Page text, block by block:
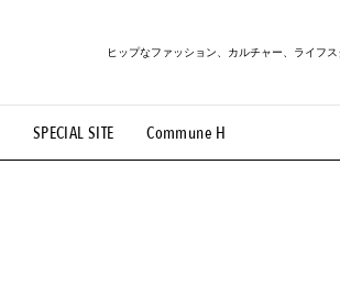
SPECIAL SITE Commune H
ヒップなファッション、カルチャー、ライフ
#路地裏てぃーん。 #MONTHLY JOURNAL
#MOVIE #LIFESTYLE #SNEAKER